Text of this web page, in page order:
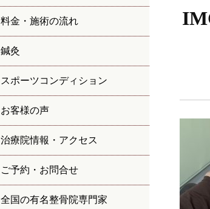
料金・施術の流れ
鍼灸
スポーツコンディション
お客様の声
治療院情報・アクセス
ご予約・お問合せ
全国の有名整骨院専門家